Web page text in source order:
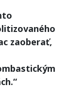
zaoberať,